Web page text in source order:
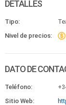
DETALLES
Tipo:
Nivel de precios:
DATO DE
Teléfono:
Sitio Web: